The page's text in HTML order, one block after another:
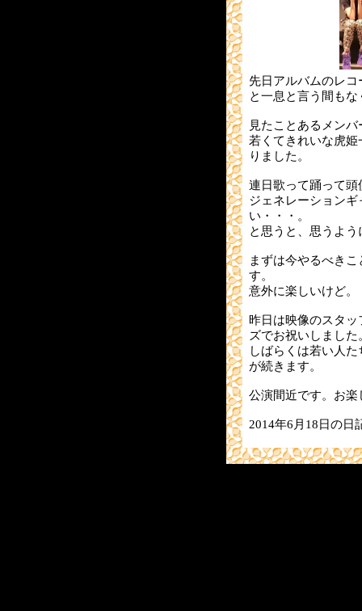
先日アルバムのレ
と一息と言う間も
見たことあるメン
若くてきれいな虎
りました。
連日歌って踊って
ジェネレーション
い・・・。
と思うと、思うよ
まずは今やるべき
す。
意外に楽しいけど。
昨日は映像のスタ
ズでお祝いしました
しばらくは若い人
が続きます。
公演間近です。お楽
2014年6月18日の日